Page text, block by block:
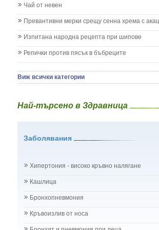
Кашлица при бебето и детето
Колики
Менингит
Млечница
Нощно напикаване - енуреза
Плач
Проблеми с очите на бебето и детето
Рубеола
Температура - висока
Хрема при бебето и детето
Бъбреци
Бъбречна поликистоза
Чай от невен
Превантивни мерки срещу сенна хрема с
Изпитана народна рецепта при шипове
Репички против пясък в бъбреците
Виж всички категории
Най-търсено в Здравница
Заболявания
Хипертония - високо кръвно налягане
Кашлица
Бронхопневмония
Кръвоизлив от носа